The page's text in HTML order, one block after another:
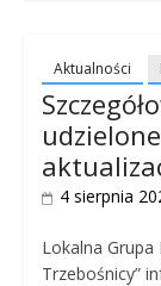
Aktualności
4 sierpnia
Lokalna Grupa
Trzebośnicy”